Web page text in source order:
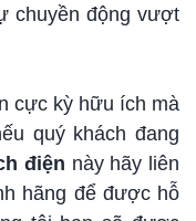
chuyền động vượt
cực kỳ hữu ích mà
quý khách đang
điện này hãy liên
hãng để được hỗ